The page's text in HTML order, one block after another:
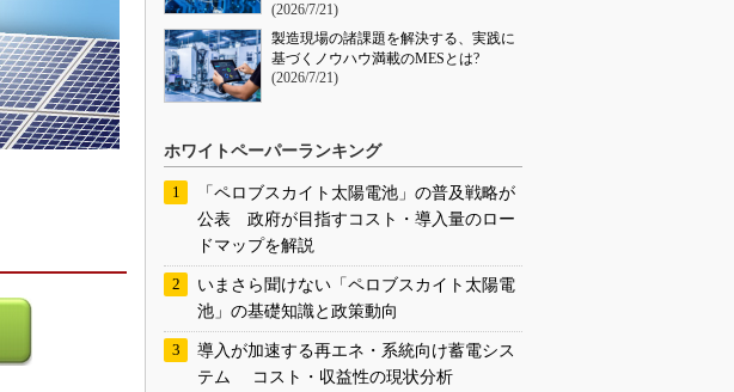
(2026/7/21)
製造現場の諸課題を解決する、実践に
基づくノウハウ満載のMESとは?
(2026/7/21)
ホワイトペーパーランキング
「ペロブスカイト太陽電池」の普及戦略が
公表 政府が目指すコスト・導入量のロー
ドマップを解説
いまさら聞けない「ペロブスカイト太陽電
池」の基礎知識と政策動向
導入が加速する再エネ・系統向け蓄電シス
テム コスト・収益性の現状分析